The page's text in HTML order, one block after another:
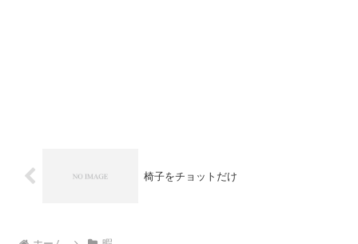
椅子をチョットだけ